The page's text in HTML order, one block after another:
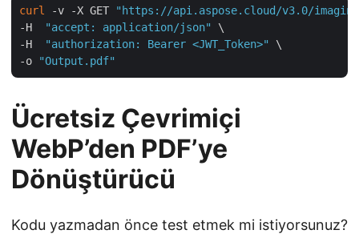
curl -v -X GET
"https://api.aspose.cloud/v3.0/
-H
"accept: application/json"
\
-H
"authorization: Bearer <JWT_Token>"
\
-o
"Output.pdf"
Ücretsiz Çevrimiçi
WebP’den PDF’ye
Dönüştürücü
Kodu yazmadan önce test etmek mi istiyorsunuz?